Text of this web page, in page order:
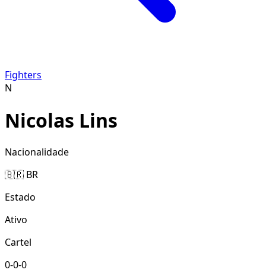
Fighters
N
Nicolas Lins
Nacionalidade
🇧🇷 BR
Estado
Ativo
Cartel
0-0-0